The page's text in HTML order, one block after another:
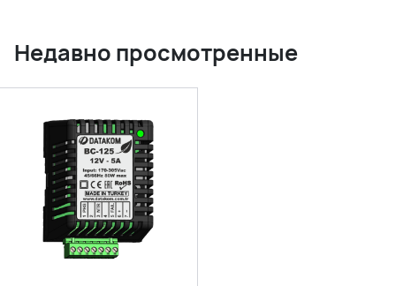
Недавно просмотренные